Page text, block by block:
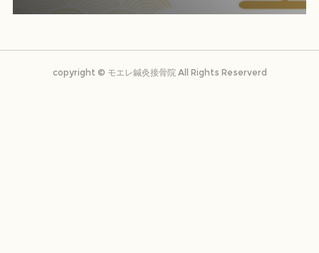
copyright ©️ モエレ鍼灸接骨院 All Rights Reserverd